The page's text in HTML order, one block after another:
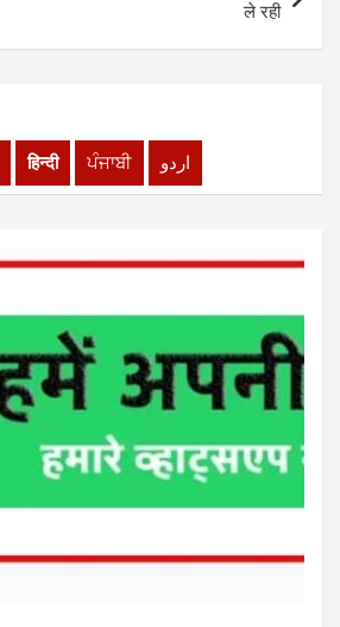
ले रही
हिन्दी ਪੰਜਾਬੀ اردو